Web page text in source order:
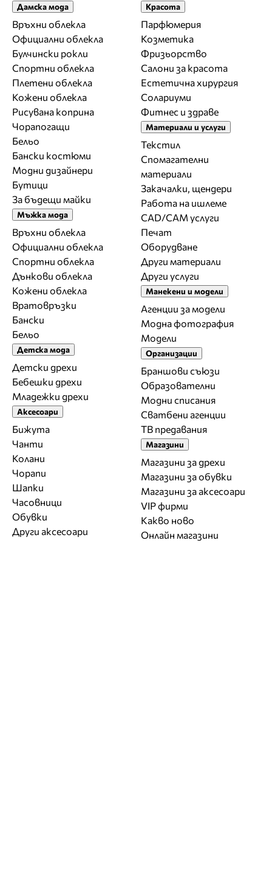
Дамска мода
Връхни облекла
Официални облекла
Булчински рокли
Спортни облекла
Плетени облекла
Кожени облекла
Рисувана коприна
Чорапогащи
Бельо
Бански костюми
Модни дизайнери
Бутици
За бъдещи майки
Мъжка мода
Връхни облекла
Официални облекла
Спортни облекла
Дънкови облекла
Кожени облекла
Вратовръзки
Бански
Бельо
Детска мода
Детски дрехи
Бебешки дрехи
Младежки дрехи
Аксесоари
Бижута
Чанти
Колани
Чорапи
Шапки
Часовници
Обувки
Други аксесоари
Красота
Парфюмерия
Козметика
Фризьорство
Салони за красота
Естетична хирургия
Солариуми
Фитнес и здраве
Материали и услуги
Текстил
Спомагателни
материали
Закачалки, щендери
Работа на ишлеме
CAD/CAM услуги
Печат
Оборудване
Други материали
Други услуги
Манекени и модели
Агенции за модели
Модна фотография
Модели
Организации
Браншови съюзи
Образователни
Модни списания
Сватбени агенции
ТВ предавания
Магазини
Магазини за дрехи
Магазини за обувки
Магазини за aксесоари
VIP фирми
Какво ново
Онлайн магазини